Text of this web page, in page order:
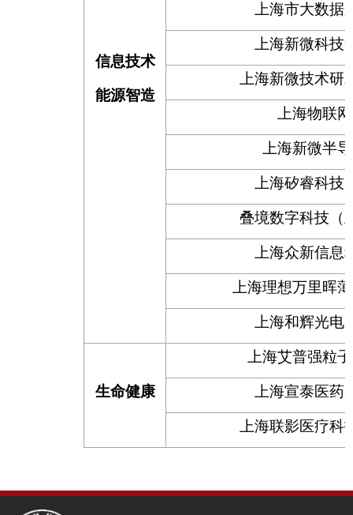
信息技术
能源智造
上海市大数据
上海新微科技
上海新微技术研
上海物联
上海新微半
上海矽睿科技
叠境数字科技（
上海众新信息
上海理想万里晖
上海和辉光电
生命健康
上海艾普强粒
上海宣泰医药
上海联影医疗科